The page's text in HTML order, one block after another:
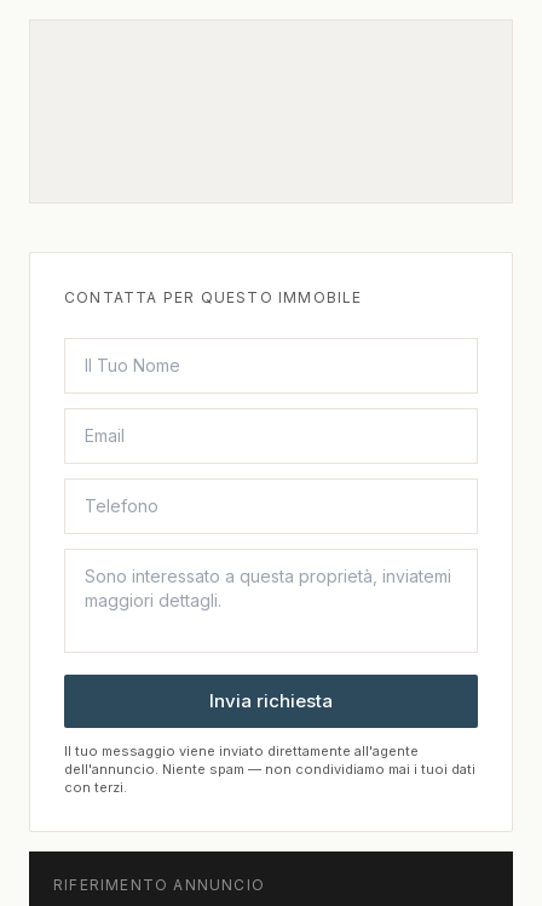
CONTATTA PER QUESTO IMMOBILE
Invia richiesta
Il tuo messaggio viene inviato direttamente all'agente
dell'annuncio. Niente spam — non condividiamo mai i tuoi dati
con terzi.
RIFERIMENTO ANNUNCIO